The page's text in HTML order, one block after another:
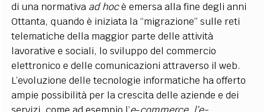
di una normativa ad hocè emersa alla fine degli anni
Ottanta, quando è iniziata la “migrazione” sulle reti
telematiche della maggior parte delle attività
lavorative e sociali, lo sviluppo del commercio
elettronico e delle comunicazioni attraverso il web.
L’evoluzione delle tecnologie informatiche ha offerto
ampie possibilità per la crescita delle aziende e dei